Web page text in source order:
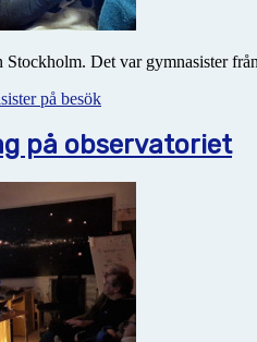
Det var gymnasister
på besök
på observatoriet